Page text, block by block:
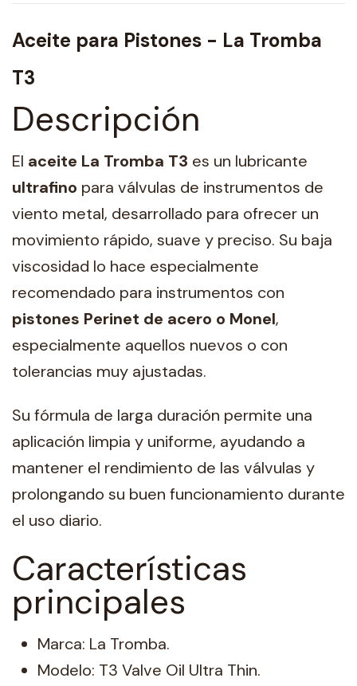
Aceite para Pistones - La Tromba
T3
Descripción
El aceite La Tromba T3 es un lubricante
ultrafino para válvulas de instrumentos de
viento metal, desarrollado para ofrecer un
movimiento rápido, suave y preciso. Su baja
viscosidad lo hace especialmente
recomendado para instrumentos con
pistones Perinet de acero o Monel,
especialmente aquellos nuevos o con
tolerancias muy ajustadas.
Su fórmula de larga duración permite una
aplicación limpia y uniforme, ayudando a
mantener el rendimiento de las válvulas y
prolongando su buen funcionamiento durante
el uso diario.
Características
principales
Marca: La Tromba.
Modelo: T3 Valve Oil Ultra Thin.